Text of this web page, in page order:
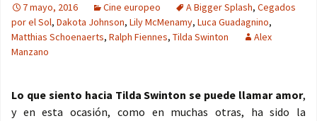
7 mayo, 2016 Cine europeo A Bigger Splash, Cegados
por el Sol, Dakota Johnson, Lily McMenamy, Luca Guadagnino,
Matthias Schoenaerts, Ralph Fiennes, Tilda Swinton
Alex
Manzano
Lo que siento hacia Tilda Swinton se puede llamar amor,
y en esta ocasión, como en muchas otras, ha sido la